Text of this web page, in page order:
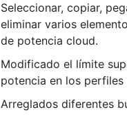
Seleccionar, copiar,
eliminar varios
de potencia cloud.
Modificado el límite
potencia en los perfiles
Arreglados diferentes